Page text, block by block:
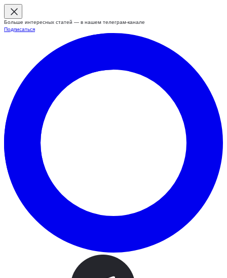
Больше интересных статей — в нашем телеграм-канале
Подписаться